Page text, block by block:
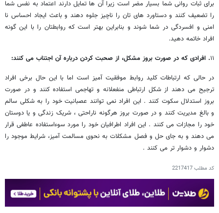
برای ثبات روانی شما بسیار مضر است زیرا آن ها تمایل دارند اعتماد به نفس شما
را تضعیف کنند و دستاورد های تان را ناچیز جلوه دهند و باعث ایجاد احساس نا
امنی و افسردگی در شما شوند و بنابراین بهتر است که روابطتان را با این گونه
افراد خاتمه دهید.
۱۱. افرادی که در صورت بروز مشکل، از صحبت کردن درباره آن اجتناب می ‎کنند:
در حالی که ارتباطات کلید روابط موفقیت آمیز است اما با این حال برخی افراد
ترجیح می ‎دهند از شکل ارتباطی منفعلانه و تهاجمی استفاده کنند و در صورت
بروز استدلال سکوت کنند . این افراد نمی ‎توانند عصبانیت خود را به شکلی سالم
و بالغ مدیریت کنند و در صورت بروز هرگونه ناراحتی ، شریک زندگی و یا دوستان
خود را مجازات می ‎کنند . این افراد اطرافیان خود را مورد سوءاستفاده عاطفی قرار
می ‎دهند و به جای حل و فصل مشکلات به نحوی مسالمت آمیز، شرایط موجود را
دشوار و دشوار تر می ‎کنند .
کد مطلب2217417